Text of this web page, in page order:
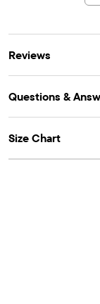
Reviews
Questions &
Size Chart